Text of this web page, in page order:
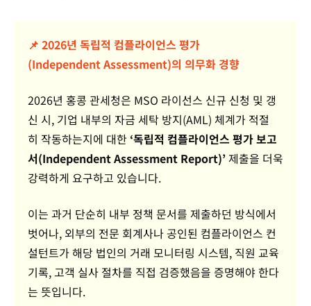
📌 2026년 독립적 컴플라이언스 평가
(Independent Assessment)의 의무화 경향
2026년 홍콩 관세청은 MSO 라이선스 신규 신청 및 갱
신 시, 기업 내부의 자금 세탁 방지(AML) 체계가 적절
히 작동하는지에 대한 ‘독립적 컴플라이언스 평가 보고
서(Independent Assessment Report)’제출을 더욱
강력하게 요구하고 있습니다.
이는 과거 단순히 내부 정책 문서를 제출하던 방식에서
벗어나, 외부의 전문 회계사나 공인된 컴플라이언스 컨
설턴트가 해당 법인의 거래 모니터링 시스템, 직원 교육
기록, 고객 실사 절차를 직접 검증했음을 증명해야 한다
는 뜻입니다.